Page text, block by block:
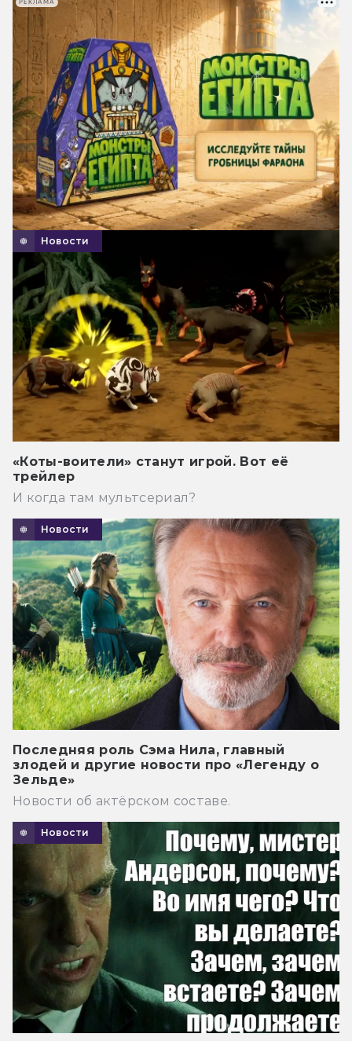
Новости
«Коты-воители» станут игрой. Вот её
трейлер
И когда там мультсериал?
Новости
Последняя роль Сэма Нила, главный
злодей и другие новости про «Легенду о
Зельде»
Новости об актёрском составе.
Новости
РЕКЛАМА